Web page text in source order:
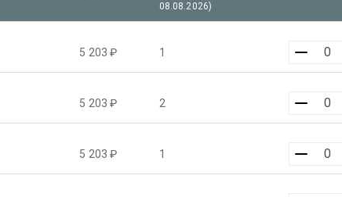
08.08.2026)
5 203 ₽ 1
5 203 ₽ 2
5 203 ₽ 1